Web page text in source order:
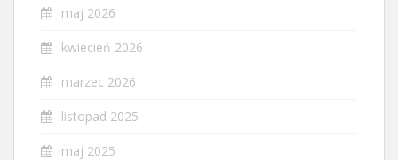
maj 2026
kwiecień 2026
marzec 2026
listopad 2025
maj 2025